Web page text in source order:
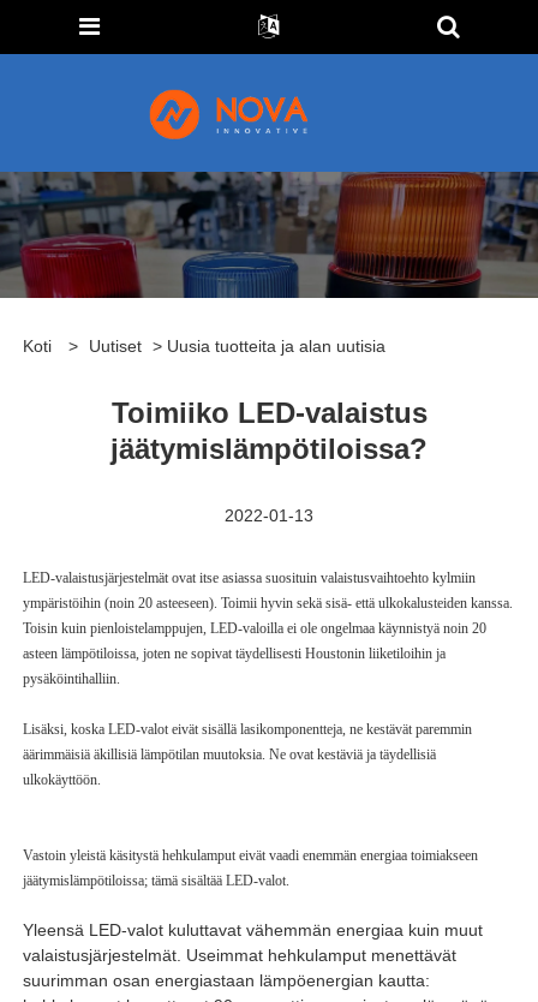
Koti > Uutiset > Uusia tuotteita ja alan uutisia
Toimiiko LED-valaistus
jäätymislämpötiloissa?
2022-01-13
LED-valaistusjärjestelmät ovat itse asiassa suosituin valaistusvaihtoehto kylmiin
ympäristöihin (noin 20 asteeseen). Toimii hyvin sekä sisä- että ulkokalusteiden kanssa.
Toisin kuin pienloistelamppujen, LED-valoilla ei ole ongelmaa käynnistyä noin 20
asteen lämpötiloissa, joten ne sopivat täydellisesti Houstonin liiketiloihin ja
pysäköintihalliin.
Lisäksi, koska LED-valot eivät sisällä lasikomponentteja, ne kestävät paremmin
äärimmäisiä äkillisiä lämpötilan muutoksia. Ne ovat kestäviä ja täydellisiä
ulkokäyttöön.
Vastoin yleistä käsitystä hehkulamput eivät vaadi enemmän energiaa toimiakseen
jäätymislämpötiloissa; tämä sisältää LED-valot.
Yleensä LED-valot kuluttavat vähemmän energiaa kuin muut
valaistusjärjestelmät. Useimmat hehkulamput menettävät
suurimman osan energiastaan ​​lämpöenergian kautta: